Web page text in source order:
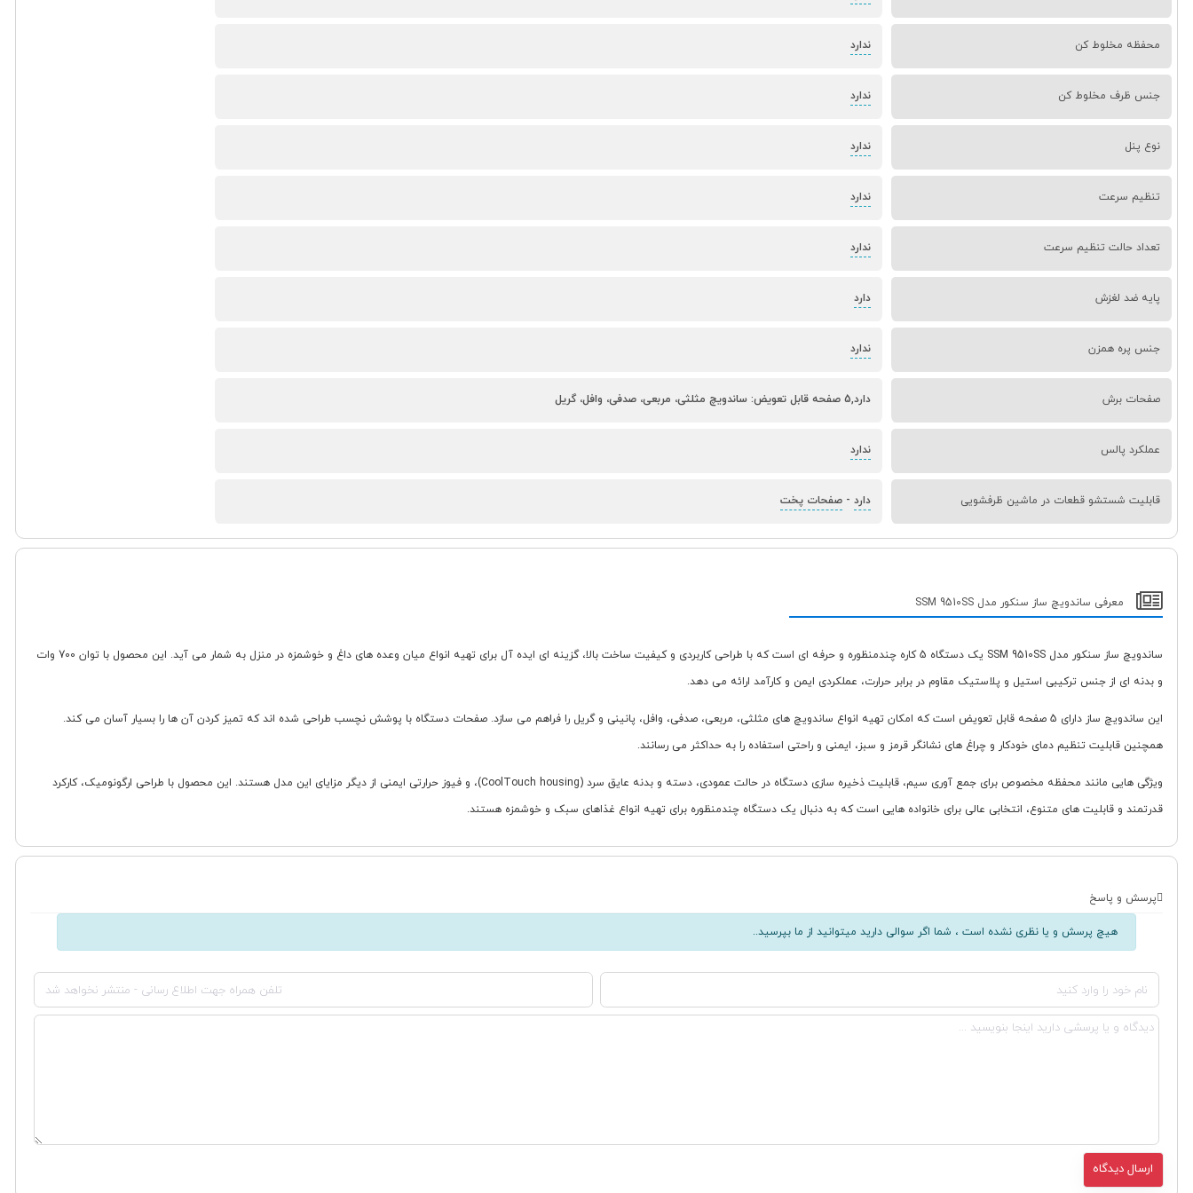
محفظه مخلوط کن ندارد
جنس ظرف مخلوط کن ندارد
نوع پنل ندارد
تنظیم سرعت ندارد
تعداد حالت تنظیم سرعت ندارد
پایه ضد لغزش دارد
جنس پره همزن ندارد
صفحات برش دارد,5 صفحه قابل تعویض: ساندویچ مثلثی، مربعی، صدفی، وافل، گریل
عملکرد پالس ندارد
قابلیت شستشو قطعات در ماشین ظرفشویی دارد -صفحات پخت
معرفی ساندویچ ساز سنکور مدل SSM 9510SS
ساندویچ ساز سنکور مدل SSM 9510SS یک دستگاه 5 کاره چندمنظوره و حرفه ای است که با طراحی کاربردی و کیفیت ساخت بالا، گزینه ای ایده آل برای تهیه انواع میان وعده های داغ و خوشمزه در منزل به شمار می آید. این محصول با توان 700 وات
و بدنه ای از جنس ترکیبی استیل و پلاستیک مقاوم در برابر حرارت، عملکردی ایمن و کارآمد ارائه می دهد.
این ساندویچ ساز دارای 5 صفحه قابل تعویض است که امکان تهیه انواع ساندویچ های مثلثی، مربعی، صدفی، وافل، پانینی و گریل را فراهم می سازد. صفحات دستگاه با پوشش نچسب طراحی شده اند که تمیز کردن آن ها را بسیار آسان می کند.
همچنین قابلیت تنظیم دمای خودکار و چراغ های نشانگر قرمز و سبز، ایمنی و راحتی استفاده را به حداکثر می رسانند.
ویژگی هایی مانند محفظه مخصوص برای جمع آوری سیم، قابلیت ذخیره سازی دستگاه در حالت عمودی، دسته و بدنه عایق سرد (CoolTouch housing)، و فیوز حرارتی ایمنی از دیگر مزایای این مدل هستند. این محصول با طراحی ارگونومیک، کارکرد
قدرتمند و قابلیت های متنوع، انتخابی عالی برای خانواده هایی است که به دنبال یک دستگاه چندمنظوره برای تهیه انواع غذاهای سبک و خوشمزه هستند.
پرسش و پاسخ
هیچ پرسش و یا نظری نشده است ، شما اگر سوالی دارید میتوانید از ما بپرسید..